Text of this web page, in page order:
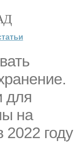
для
на
2022 году